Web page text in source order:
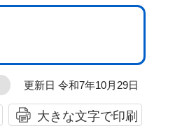
更新日 令和7年10月29日
大きな文字で印刷